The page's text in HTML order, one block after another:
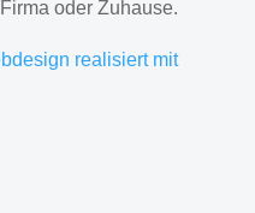
oder Zuhause.
realisiert mit